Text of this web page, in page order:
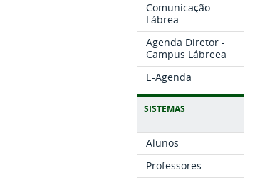
Comunicação
Lábrea
Agenda Diretor -
Campus Lábreea
E-Agenda
SISTEMAS
Alunos
Professores